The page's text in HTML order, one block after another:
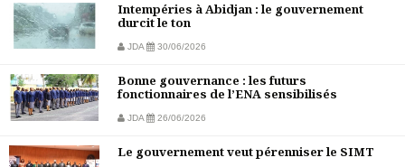
Intempéries à Abidjan : le gouvernement
durcit le ton
JDA 30/06/2026
Bonne gouvernance : les futurs
fonctionnaires de l’ENA sensibilisés
JDA 26/06/2026
Le gouvernement veut pérenniser le SIMT